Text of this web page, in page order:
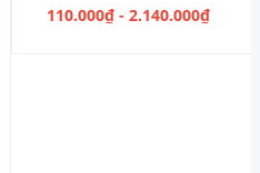
Advantage [Vị Gà]
110.000₫ - 2.140.000₫